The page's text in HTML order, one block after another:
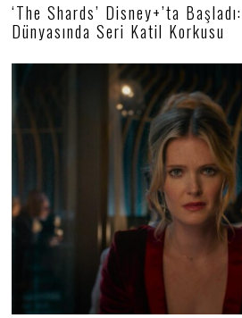
‘The Shards’ Disney+’ta
Dünyasında Seri Katil Korkusu